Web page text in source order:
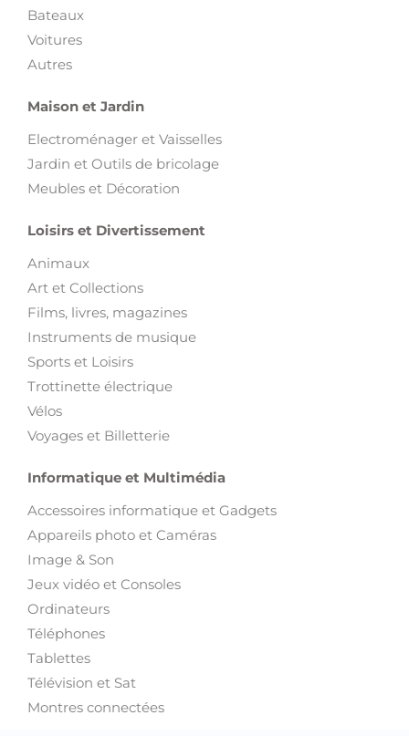
Bateaux
Voitures
Autres
Maison et Jardin
Electroménager et Vaisselles
Jardin et Outils de bricolage
Meubles et Décoration
Loisirs et Divertissement
Animaux
Art et Collections
Films, livres, magazines
Instruments de musique
Sports et Loisirs
Trottinette électrique
Vélos
Voyages et Billetterie
Informatique et Multimédia
Accessoires informatique et Gadgets
Appareils photo et Caméras
Image & Son
Jeux vidéo et Consoles
Ordinateurs
Téléphones
Tablettes
Télévision et Sat
Montres connectées